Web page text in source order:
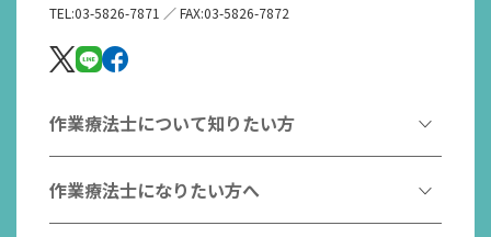
TEL:03-5826-7871 ／ FAX:03-5826-7872
作業療法士について知りたい方
作業療法とは
作業療法士とは
作業療法士になりたい方へ